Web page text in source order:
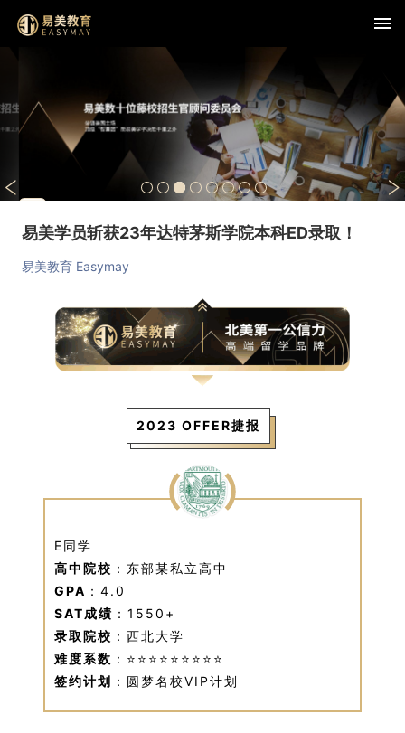
易美学员斩获23年达特茅斯学院本科ED录取！
易美教育 Easymay
2023 OFFER捷报
E同学
高中院校 ：东部某私立高中
GPA ：4.0
SAT成绩 ：1550+
录取院校 ：西北大学
难度系数 ：⭐⭐⭐⭐⭐⭐⭐⭐⭐
签约计划 ：圆梦名校VIP计划